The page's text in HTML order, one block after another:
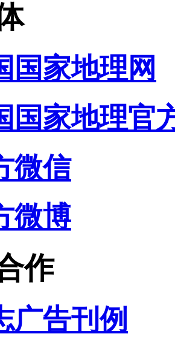
国家地理网
国家地理官
微信
微博
作
广告刊例